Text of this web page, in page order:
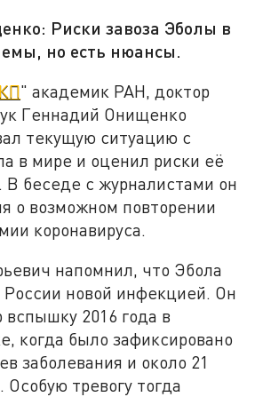
Риски завоза Эболы в
но есть нюансы.
КП" академик РАН, доктор
Геннадий Онищенко
текущую ситуацию с
в мире и оценил риски её
В беседе с журналистами он
о возможном повторении
коронавируса.
напомнил, что Эбола
России новой инфекцией. Он
2016 года в
когда было зафиксировано
заболевания и около 21
тревогу тогда